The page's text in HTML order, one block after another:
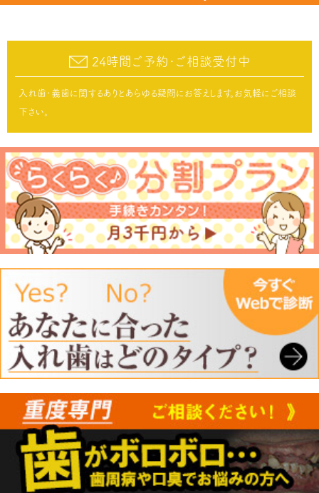
24時間ご予約･ご相談受付中
入れ歯･義歯に関するありとあらゆる疑問にお答えします。お気軽にご相談
下さい。